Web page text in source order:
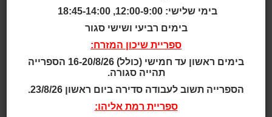
ת.ז של בעל המנוי
בימי שלישי: 12:00-9:00, 18:45-14:00
בימים רביעי ושישי סגור
ספריית שיכון המזרח:
בימים ראשון עד חמישי (כולל) 16-20/8/26 הספרייה
תהייה סגורה.
הספרייה תשוב לעבודה סדירה ביום ראשון 23/8/26.
ספריית רמת אליהו: